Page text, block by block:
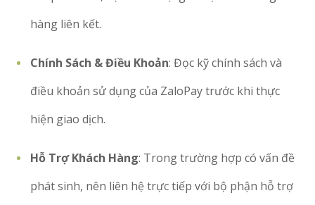
hàng liên kết.
Chính Sách & Điều Khoản: Đọc kỹ chính sách và
điều khoản sử dụng của ZaloPay trước khi thực
hiện giao dịch.
Hỗ Trợ Khách Hàng: Trong trường hợp có vấn đề
phát sinh, nên liên hệ trực tiếp với bộ phận hỗ trợ